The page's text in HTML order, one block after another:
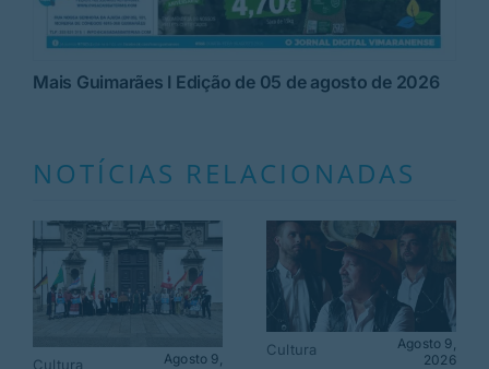
Mais Guimarães I Edição de 05 de agosto de 2026
NOTÍCIAS RELACIONADAS
Cultura
Agosto 9,
Cultura
Agosto 9,
2026